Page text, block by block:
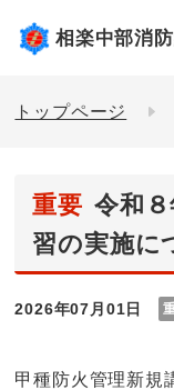
相楽中部消
トップページ
重要 令和
習の実施に
2026年07月01日
甲種防火管理新規